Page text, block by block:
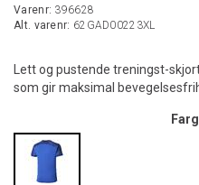
Varenr: 396628
Alt. varenr: 62GAD00223XL
Lett og pustende treningst-
som gir maksimal